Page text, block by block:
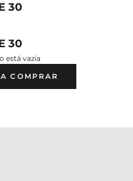
30
30
está vazia
COMPRAR